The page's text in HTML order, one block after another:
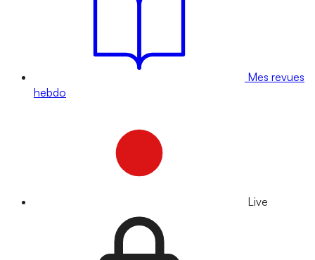
Mes revues
hebdo
Live